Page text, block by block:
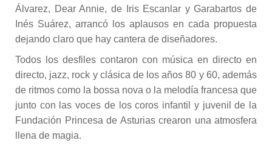
Álvarez, Dear Annie, de Iris Escanlar y Garabartos de
Inés Suárez, arrancó los aplausos en cada propuesta
dejando claro que hay cantera de diseñadores.
Todos los desfiles contaron con música en directo en
directo, jazz, rock y clásica de los años 80 y 60, además
de ritmos como la bossa nova o la melodía francesa que
junto con las voces de los coros infantil y juvenil de la
Fundación Princesa de Asturias crearon una atmosfera
llena de magia.